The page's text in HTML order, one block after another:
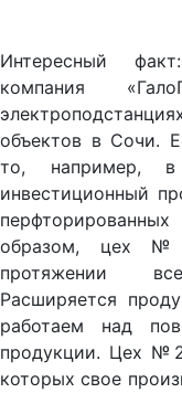
Интересный
компания
объектов в Сочи.
то, например,
инвестиционный
образом, цех
протяжении
Расширяется
работаем над
продукции. Цех
которых свое